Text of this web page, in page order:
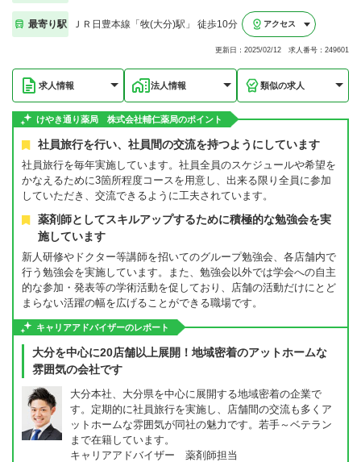
最寄り駅 ＪＲ日豊本線「牧(大分)駅」 徒歩10分 アクセス
更新日：2025/02/12 求人番号：249601
求人情報 法人情報 類似の求人
けやき通り薬局 株式会社輔仁薬局のポイント
社員旅行を行い、社員間の交流を持つようにしています
社員旅行を毎年実施しています。社員全員のスケジュールや希望を
かなえるために3箇所程度コースを用意し、出来る限り全員に参加
していただき、交流できるように工夫されています。
薬剤師としてスキルアップするために積極的な勉強会を実
施しています
新人研修やドクター等講師を招いてのグループ勉強会、各店舗内で
行う勉強会を実施しています。また、勉強会以外では学会への自主
的な参加・発表等の学術活動を促しており、店舗の活動だけにとど
まらない活躍の幅を広げることができる職場です。
キャリアアドバイザーのレポート
大分を中心に20店舗以上展開！地域密着のアットホームな
雰囲気の会社です
大分本社、大分県を中心に展開する地域密着の企業で
す。定期的に社員旅行を実施し、店舗間の交流も多くア
ットホームな雰囲気が同社の魅力です。若手～ベテラン
まで在籍しています。
キャリアアドバイザー 薬剤師担当